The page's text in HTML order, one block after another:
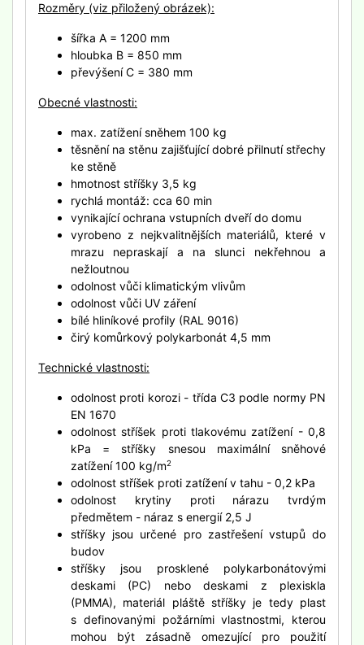
Rozměry (viz přiložený obrázek):
šířka A = 1200 mm
hloubka B = 850 mm
převýšení C = 380 mm
Obecné vlastnosti:
max. zatížení sněhem 100 kg
těsnění na stěnu zajišťující dobré přilnutí střechy
ke stěně
hmotnost stříšky 3,5 kg
rychlá montáž: cca 60 min
vynikající ochrana vstupních dveří do domu
vyrobeno z nejkvalitnějších materiálů, které v
mrazu nepraskají a na slunci nekřehnou a
nežloutnou
odolnost vůči klimatickým vlivům
odolnost vůči UV záření
bílé hliníkové profily (RAL 9016)
čirý komůrkový polykarbonát 4,5 mm
Technické vlastnosti:
odolnost proti korozi - třída C3 podle normy PN
EN 1670
odolnost stříšek proti tlakovému zatížení - 0,8
kPa = stříšky snesou maximální sněhové
zatížení 100 kg/m2
odolnost stříšek proti zatížení v tahu - 0,2 kPa
odolnost krytiny proti nárazu tvrdým
předmětem - náraz s energií 2,5 J
stříšky jsou určené pro zastřešení vstupů do
budov
stříšky jsou prosklené polykarbonátovými
deskami (PC) nebo deskami z plexiskla
(PMMA), materiál pláště stříšky je tedy plast
s definovanými požárními vlastnostmi, kterou
mohou být zásadně omezující pro použití